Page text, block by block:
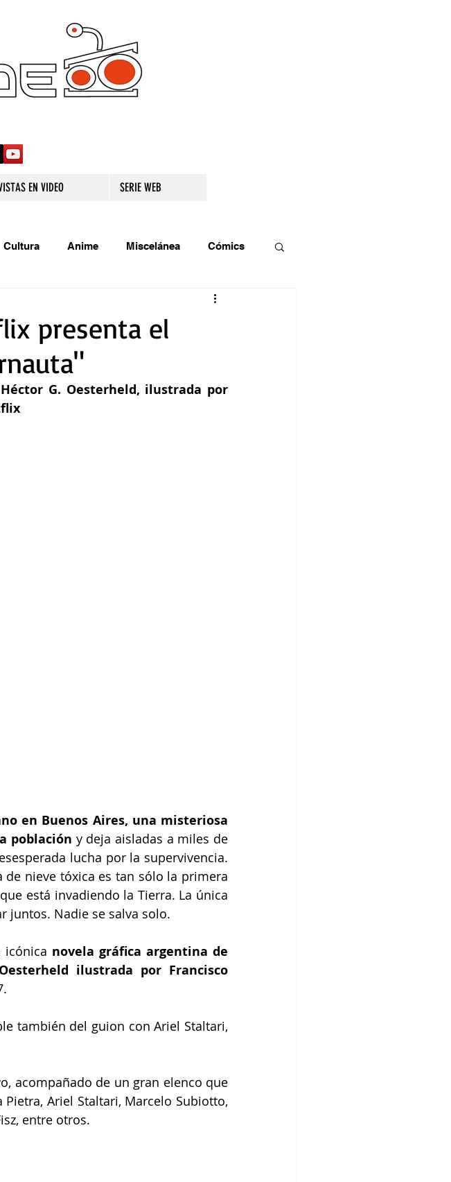
EN VIDEO SERIE WEB
Cultura Anime Miscelánea Cómics
presenta el
G. Oesterheld, ilustrada por
en Buenos Aires, una misteriosa
población y deja aisladas a miles de
lucha por la supervivencia.
nieve tóxica es tan sólo la primera
está invadiendo la Tierra. La única
juntos. Nadie se salva solo.
icónica novela gráfica argentina de
ilustrada por Francisco
también del guion con Ariel Staltari,
acompañado de un gran elenco que
Pietra, Ariel Staltari, Marcelo Subiotto,
entre otros.